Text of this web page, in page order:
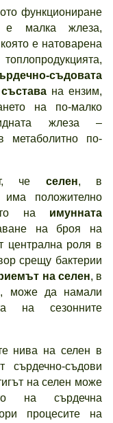
функциониране
е малка жлеза,
е натоварена
съдовата
на ензим,
на по-малко
жлеза –
метаболитно по-
че селен, в
положително
на имунната
на броя на
централна роля в
срещу бактерии
на селен, в
може да намали
на сезонните
нива на селен в
сърдечно-съдови
на селен може
на сърдечна
процесите на